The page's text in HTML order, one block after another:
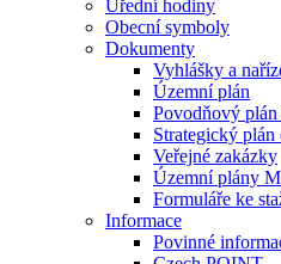
Úřední hodiny
Obecní symboly
Dokumenty
Vyhlášky a
Územní plán
Povodňový plán
Strategický plán
Veřejné zakázky
Územní plány
Formuláře ke
Informace
Povinné